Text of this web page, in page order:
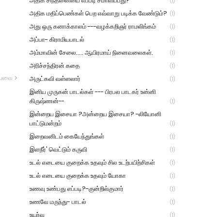
அதிக மதிப்பெண்கள் பெற எவ்வாறு படிக்க வேண்டும்? (1)
அது ஒரு கனாக்காலம் ---வழக்கறிஞர் ராமலிங்கம் (1)
அப்பா- கிராமியபாடல் (1)
அம்மாவின் சேலை..... ஆயிரமாய் நினைவலைகள். (1)
அரிச்சந்திரன் கதை (1)
அருட்கவி வள்ளலார் (1)
இனிய முருகன் பாடல்கள் --- பிரபல பாடகர் உன்னி
கிருஷ்ணன்--
(1)
இன்றைய இசையா ?அன்றைய இசையா? -லியோனி
பாட்டுமன்றம்
(1)
இறைவனிடம் கையேந்துங்கள் (1)
இளநீர்' வெட்டும் கருவி (1)
உடல் எடையை குறைக்க உதவும் சில உடற்பயிற்சிகள் (1)
உடல் எடையை குறைக்க உதவும் யோகா (1)
உணவு உண்பது எப்படி?-குன்றில்குமார் (1)
உணவே மருந்து- பாடல் (1)
உயர்வு (1)